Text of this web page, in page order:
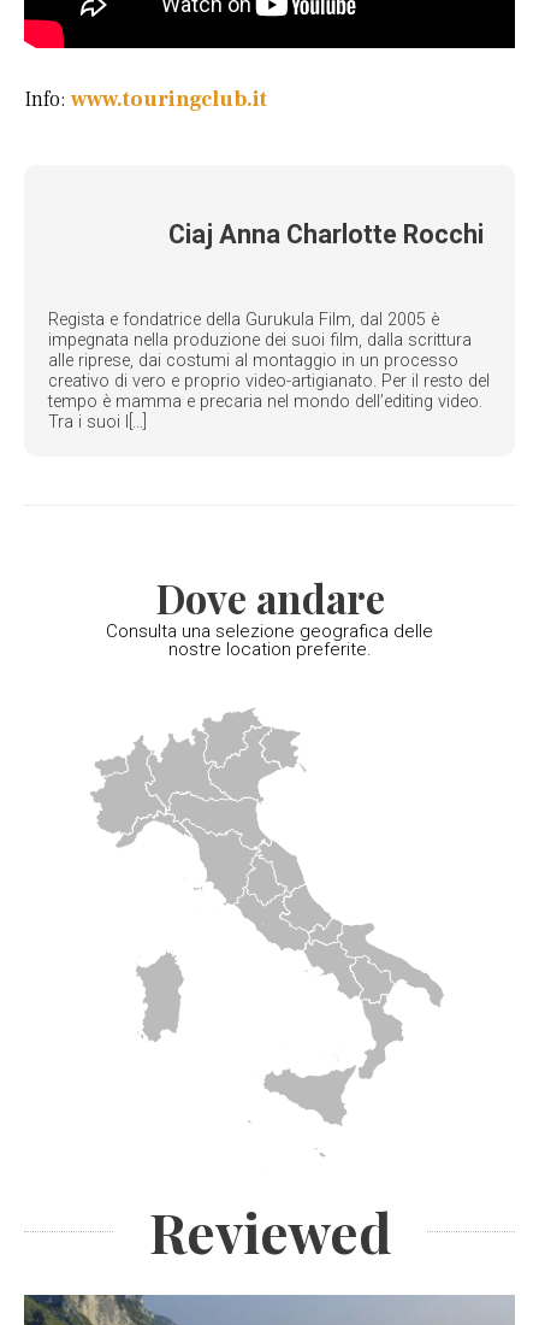
Info: www.touringclub.it
Ciaj Anna Charlotte Rocchi
Regista e fondatrice della Gurukula Film, dal 2005 è
impegnata nella produzione dei suoi film, dalla scrittura
alle riprese, dai costumi al montaggio in un processo
creativo di vero e proprio video-artigianato. Per il resto del
tempo è mamma e precaria nel mondo dell’editing video.
Tra i suoi l[...]
Dove andare
Consulta una selezione geografica delle
nostre location preferite.
Reviewed